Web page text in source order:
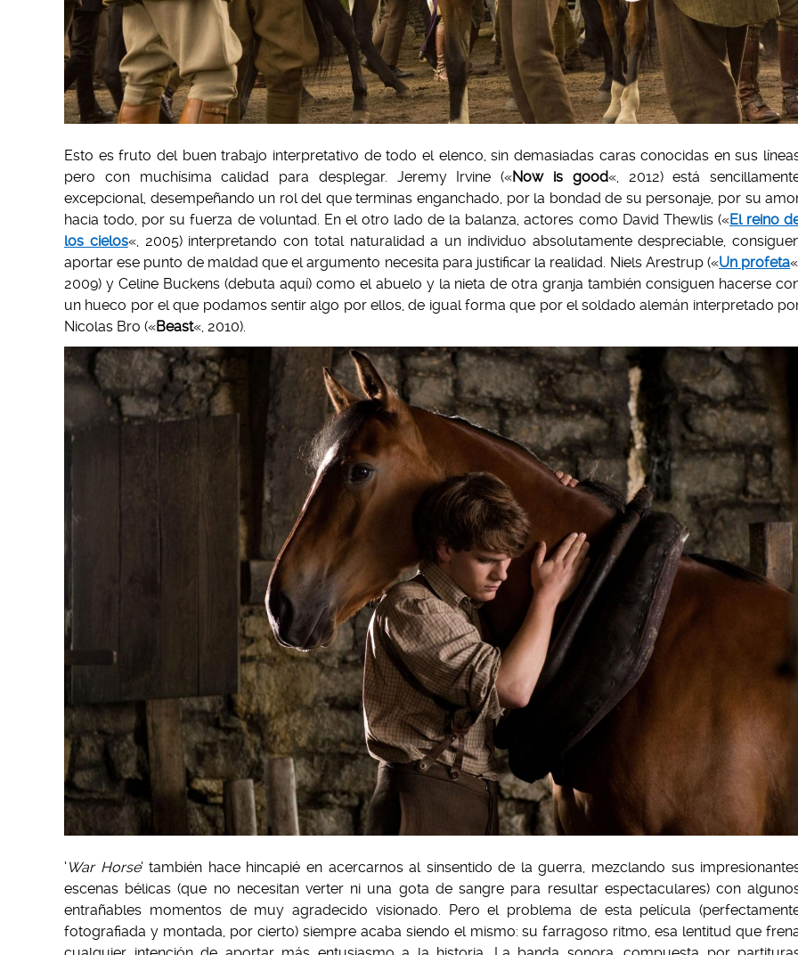
Esto es fruto del buen trabajo interpretativo de todo el elenco, sin demasiadas caras conocidas en sus
pero con muchísima calidad para desplegar. Jeremy Irvine («Now is good«, 2012) está
excepcional, desempeñando un rol del que terminas enganchado, por la bondad de su personaje, por su
hacia todo, por su fuerza de voluntad. En el otro lado de la balanza, actores como David Thewlis («El reino
los cielos«, 2005) interpretando con total naturalidad a un individuo absolutamente despreciable,
aportar ese punto de maldad que el argumento necesita para justificar la realidad. Niels Arestrup («Un profeta
2009) y Celine Buckens (debuta aquí) como el abuelo y la nieta de otra granja también consiguen hacerse
un hueco por el que podamos sentir algo por ellos, de igual forma que por el soldado alemán interpretado
Nicolas Bro («Beast«, 2010).
‘War Horse‘ también hace hincapié en acercarnos al sinsentido de la guerra, mezclando sus
escenas bélicas (que no necesitan verter ni una gota de sangre para resultar espectaculares) con
entrañables momentos de muy agradecido visionado. Pero el problema de esta película
fotografiada y montada, por cierto) siempre acaba siendo el mismo: su farragoso ritmo, esa lentitud que